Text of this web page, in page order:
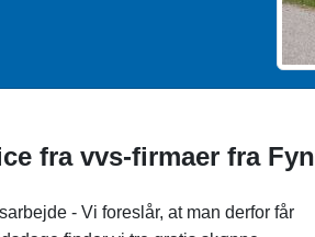
fra vvs-firmaer fra Fyn
- Vi foreslår, at man derfor får